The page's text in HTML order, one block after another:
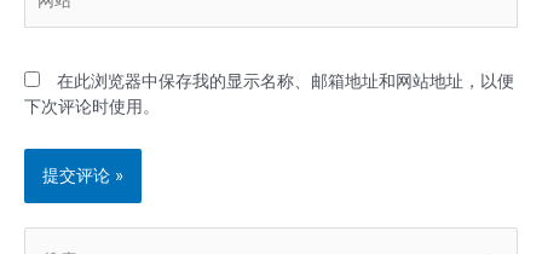
站
在此浏览器中保存我的显示名称、邮箱地址和网站地址，以便
下次评论时使用。